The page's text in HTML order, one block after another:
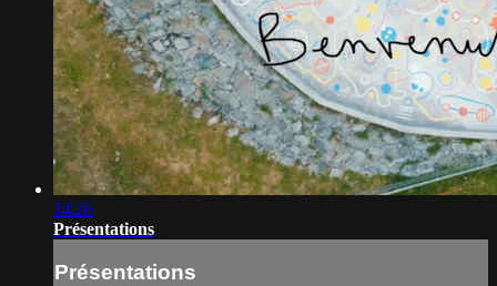
14:26
Présentations
Présentations